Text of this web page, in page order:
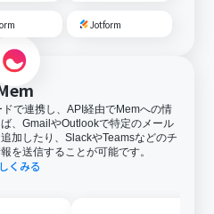
Jotform
で連携し、API経由でMemへの情
、GmailやOutlookで特定のメール
加したり、SlackやTeamsなどのチ
を送信することが可能です。
くみる